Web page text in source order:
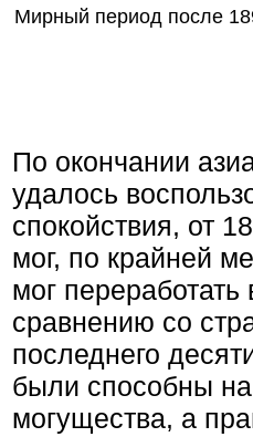
Мирный период после
По окончании
удалось
спокойствия, от
мог, по крайней
мог
сравнению со
последнего
были способны
могущества, а